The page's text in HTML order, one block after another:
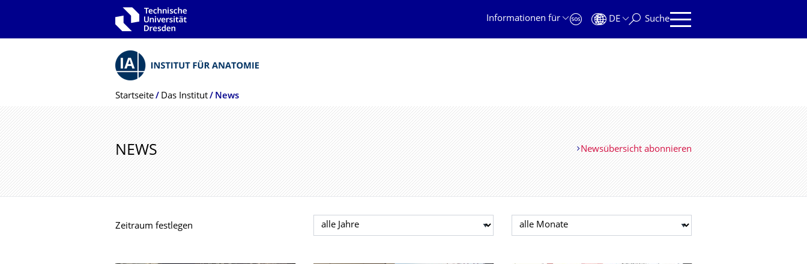
Zur Hauptnavigation springen
Informationen für
DE Suche
Breadcrumb-Menü
Startseite Das Institut News
NEWS Newsübersicht abonnieren
Zeitraum festlegen Jahr auswählen Monat auswählen